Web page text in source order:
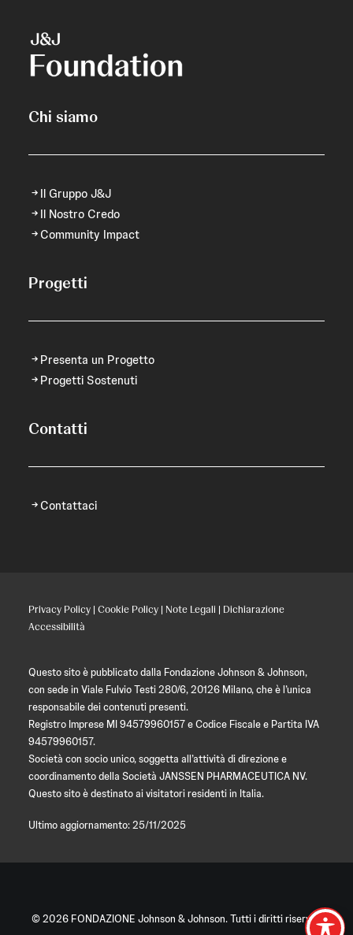
Chi siamo
Il Gruppo J&J
Il Nostro Credo
Community Impact
Progetti
Presenta un Progetto
Progetti Sostenuti
Contatti
Contattaci
Privacy Policy | Cookie Policy | Note Legali | Dichiarazione
Accessibilità
Questo sito è pubblicato dalla Fondazione Johnson & Johnson,
con sede in Viale Fulvio Testi 280/6, 20126 Milano, che è l’unica
responsabile dei contenuti presenti.
Registro Imprese MI 94579960157 e Codice Fiscale e Partita IVA
94579960157.
Società con socio unico, soggetta all’attività di direzione e
coordinamento della Società JANSSEN PHARMACEUTICA NV.
Questo sito è destinato ai visitatori residenti in Italia.
Ultimo aggiornamento: 25/11/2025
© 2026 FONDAZIONE Johnson & Johnson. Tutti i diritti riservati